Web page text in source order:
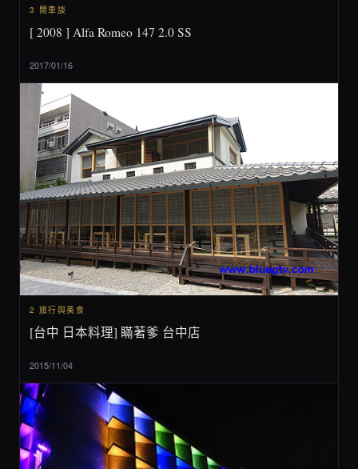
3 閒車談
[ 2008 ] Alfa Romeo 147 2.0 SS
2017/01/16
2 旅行與美食
[台中 日本料理] 瞞著爹 台中店
2015/11/04